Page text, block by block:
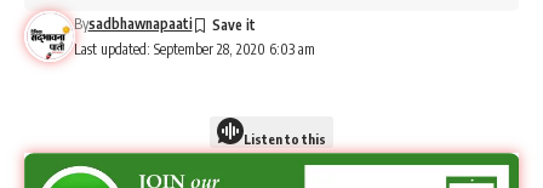
Last updated: September 28, 2020 6:03 am
Bysadbhawnapaati
Listen to this